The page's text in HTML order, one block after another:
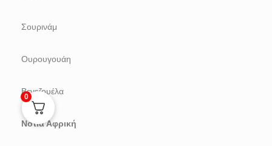
Σουρινάμ
Ουρουγουάη
Βενεζουέλα
Νότια Αφρική
0